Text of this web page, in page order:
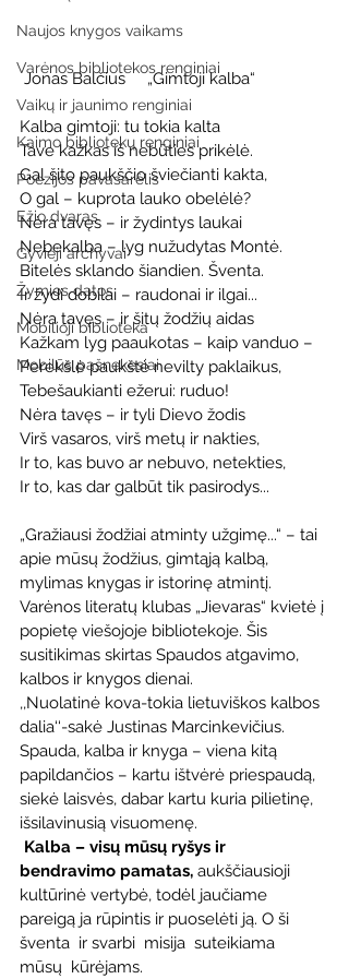
Naujos knygos vaikams
Varėnos bibliotekos renginiai
Vaikų ir jaunimo renginiai
Kaimo bibliotekų renginiai
Poezijos pavasarėlis
Ežio dvaras
Gyvieji archyvai
Žymios datos
Mobilioji biblioteka
Mobilūs pašnekesiai
Jonas Balčius     „Gimtoji kalba“
Kalba gimtoji: tu tokia kalta
Tave kažkas iš nebūties prikėlė.
Gal šito paukščio šviečianti kakta,
O gal – kuprota lauko obelėlė?
Nėra tavęs – ir žydintys laukai
Nebekalba – lyg nužudytas Montė.
Bitelės sklando šiandien. Šventa.
Ir žydi dobilai – raudonai ir ilgai...
Nėra tavęs – ir šitų žodžių aidas
Kažkam lyg paaukotas – kaip vanduo –
Perekšlė paukštė nevilty paklaikus,
Tebešaukianti ežerui: ruduo!
Nėra tavęs – ir tyli Dievo žodis
Virš vasaros, virš metų ir nakties,
Ir to, kas buvo ar nebuvo, netekties,
Ir to, kas dar galbūt tik pasirodys...
„Gražiausi žodžiai atminty užgimę...“ – tai
apie mūsų žodžius, gimtąją kalbą,
mylimas knygas ir istorinę atmintį.
Varėnos literatų klubas „Jievaras“ kvietė į
popietę viešojoje bibliotekoje. Šis
susitikimas skirtas Spaudos atgavimo,
kalbos ir knygos dienai.
,,Nuolatinė kova-tokia lietuviškos kalbos
dalia‘‘-sakė Justinas Marcinkevičius.
Spauda, kalba ir knyga – viena kitą
papildančios – kartu ištvėrė priespaudą,
siekė laisvės, dabar kartu kuria pilietinę,
išsilavinusią visuomenę.
Kalba – visų mūsų ryšys ir
bendravimo pamatas, aukščiausioji
kultūrinė vertybė, todėl jaučiame
pareigą ja rūpintis ir puoselėti ją. O ši
šventa  ir svarbi  misija  suteikiama
mūsų  kūrėjams.